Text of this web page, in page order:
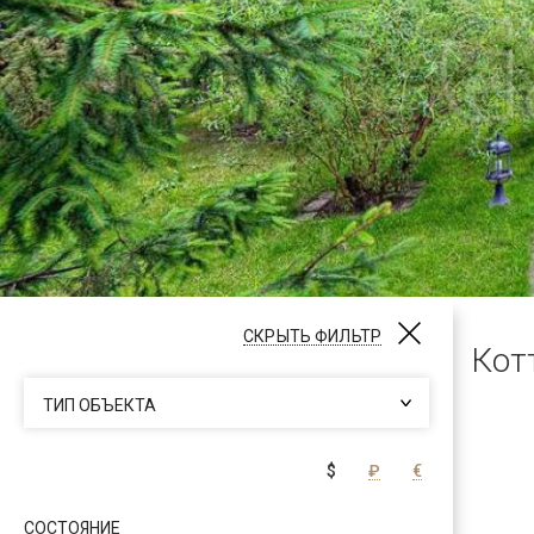
СКРЫТЬ ФИЛЬТР
ТИП ОБЪЕКТА
$ ₽ €
СОСТОЯНИЕ